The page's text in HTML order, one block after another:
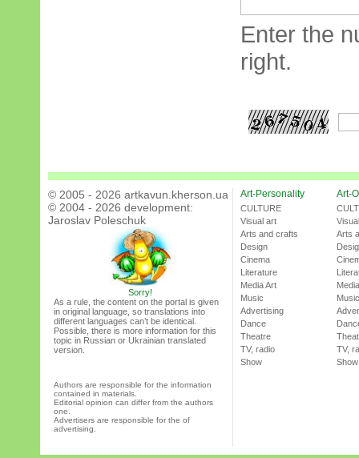
Enter the
right.
© 2005 - 2026 artkavun.kherson.ua
© 2004 - 2026 development:
Jaroslav Poleschuk
Sorry!
As a rule, the content on the portal is given
in original language, so translations into
different languages can’t be identical.
Possible, there is more information for this
topic in Russian or Ukrainian translated
version.
Authors are responsible for the information
contained in materials.
Editorial opinion can differ from the authors
one.
Advertisers are responsible for the of
advertising.
Art-Personality
CULTURE
Visual art
Arts and crafts
Design
Cinema
Literature
Media Art
Music
Advertising
Dance
Theatre
TV, radio
Show
Art-
Arts
Music
TV,
Show